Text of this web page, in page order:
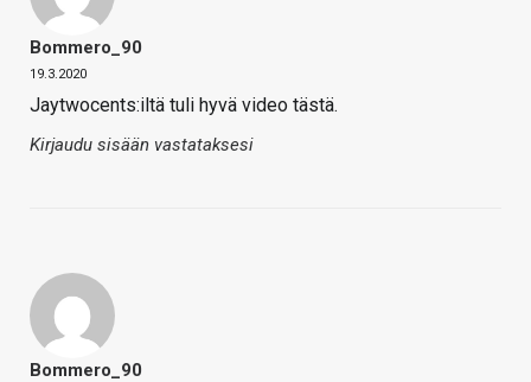
Bommero_90
19.3.2020
Jaytwocents:iltä tuli hyvä video tästä.
Kirjaudu sisään vastataksesi
Bommero_90